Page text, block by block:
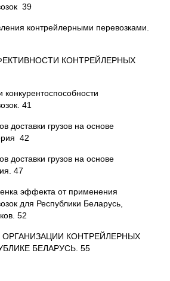
39
контрейлерными перевозками.
КОНТРЕЙЛЕРНЫХ
41
доставки грузов на основе
42
доставки грузов на основе
47
эффекта от применения
для Республики Беларусь,
52
ОРГАНИЗАЦИИ КОНТРЕЙЛЕРНЫХ
БЕЛАРУСЬ. 55